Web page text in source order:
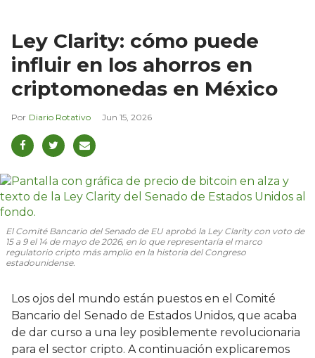
Ley Clarity: cómo puede
influir en los ahorros en
criptomonedas en México
Diario Rotativo Jun 15, 2026
El Comité Bancario del Senado de EU aprobó la Ley Clarity con voto de
15 a 9 el 14 de mayo de 2026, en lo que representaría el marco
regulatorio cripto más amplio en la historia del Congreso
estadounidense.
Los ojos del mundo están puestos en el Comité
Bancario del Senado de Estados Unidos, que acaba
de dar curso a una ley posiblemente revolucionaria
para el sector cripto. A continuación explicaremos